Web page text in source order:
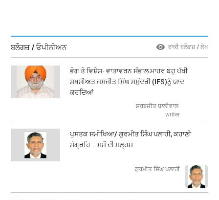
ਬਲੌਗਜ਼ / ਓਪੀਨੀਅਨ ਬਾਕੀ ਬਲੌਗਜ਼ / ਲੇਖ
ਭੋਗ ਤੇ ਵਿਸ਼ੇਸ਼- ਵਾਤਾਵਰਨ ਸੰਭਾਲ ਮਾਹਰ ਬਹੁ ਪੱਖੀ
ਸ਼ਖਸੀਅਤ ਜਸਜੀਤ ਸਿੰਘ ਸਮੁੰਦਰੀ (IFS)ਨੂੰ ਯਾਦ
ਕਰਦਿਆਂ
ਸਰਬਜੀਤ ਧਾਲੀਵਾਲ
writer
ਪੁਸਤਕ ਸਮੀਖਿਆ/ ਗੁਰਮੀਤ ਸਿੰਘ ਪਲਾਹੀ, ਕਹਾਣੀ
ਸੰਗ੍ਰਹਿ - ਸਮੇਂ ਦੀ ਮਲ੍ਹਮ
ਗੁਰਮੀਤ ਸਿੰਘ ਪਲਾਹੀ